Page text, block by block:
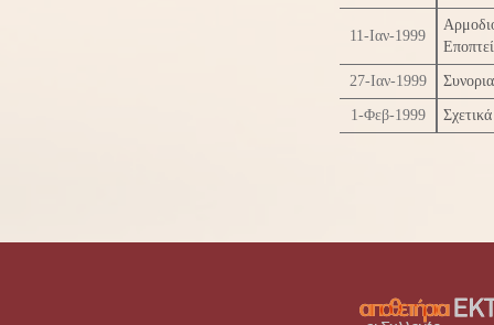
11-Ιαν-1999
27-Ιαν-1999
1-Φεβ-1999